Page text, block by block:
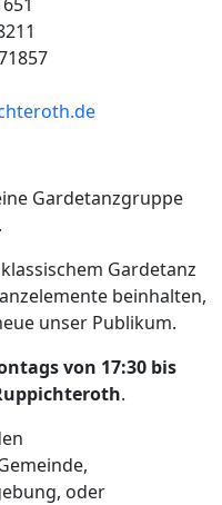
Gardetanzgruppe
Gardetanz
beinhalten,
unser Publikum.
von 17:30 bis
.
oder